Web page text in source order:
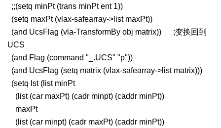
;;(setq minPt (trans minPt ent 1))
(setq maxPt (vlax-safearray->list maxPt))
(and UcsFlag (vla-TransformBy obj matrix)) ;变换回到
UCS
(and Flag (command "_.UCS" "p"))
(and UcsFlag (setq matrix (vlax-safearray->list matrix)))
(setq lst (list minPt
(list (car maxPt) (cadr minpt) (caddr minPt))
maxPt
(list (car minpt) (cadr maxPt) (caddr minPt))